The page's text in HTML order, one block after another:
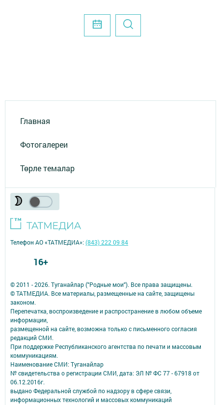
Главная
Фотогалереи
Төрле темалар
© 2011 - 2026. Туганайлар ("Родные мои"). Все права защищены.
© ТАТМЕДИА. Все материалы, размещенные на сайте, защищены
законом.
Перепечатка, воспроизведение и распространение в любом объеме
информации,
размещенной на сайте, возможна только с письменного согласия
редакций СМИ.
При поддержке Республиканского агентства по печати и массовым
коммуникациям.
Наименование СМИ: Туганайлар
№ свидетельства о регистрации СМИ, дата: ЭЛ № ФС 77 - 67918 от
06.12.2016г.
выдано Федеральной службой по надзору в сфере связи,
информационных технологий и массовых коммуникаций
Телефон АО «ТАТМЕДИА»:(843) 222 09 84
16+